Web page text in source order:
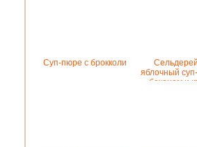
Суп-пюре с брокколи
яблочный
беконом и